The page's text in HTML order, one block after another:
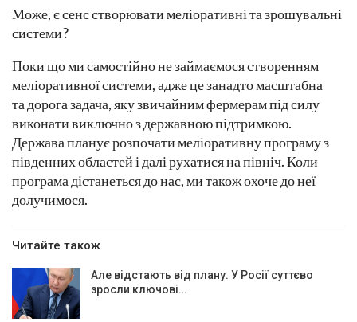
Може, є сенс створювати меліоративні та зрошувальні
системи?
Поки що ми самостійно не займаємося створенням
меліоративної системи, адже це занадто масштабна
та дорога задача, яку звичайним фермерам під силу
виконати виключно з державною підтримкою.
Держава планує розпочати меліоративну програму з
південних областей і далі рухатися на північ. Коли
програма дістанеться до нас, ми також охоче до неї
долучимося.
Читайте також
Але відстають від плану. У Росії суттєво
зросли ключові…